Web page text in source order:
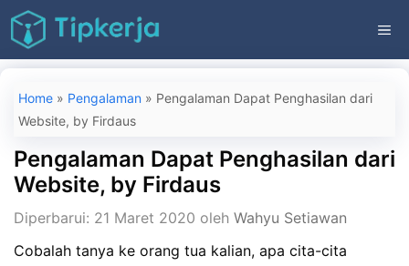
Langsung
ke
isi
Home » Pengalaman » Pengalaman Dapat Penghasilan dari
Website, by Firdaus
Pengalaman Dapat Penghasilan dari
Website, by Firdaus
Diperbarui: 21 Maret 2020 oleh Wahyu Setiawan
Cobalah tanya ke orang tua kalian, apa cita-cita